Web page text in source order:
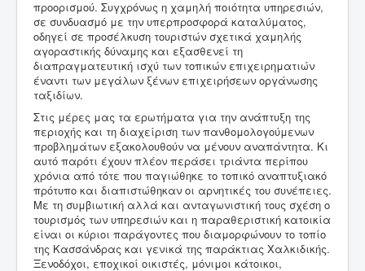
προορισμού. Συγχρόνως η χαμηλή ποιότητα υπηρεσιών,
σε συνδυασμό με την υπερπροσφορά καταλύματος,
οδηγεί σε προσέλκυση τουριστών σχετικά χαμηλής
αγοραστικής δύναμης και εξασθενεί τη
διαπραγματευτική ισχύ των τοπικών επιχειρηματιών
έναντι των μεγάλων ξένων επιχειρήσεων οργάνωσης
ταξιδίων.
Στις μέρες μας τα ερωτήματα για την ανάπτυξη της
περιοχής και τη διαχείριση των πανθομολογούμενων
προβλημάτων εξακολουθούν να μένουν αναπάντητα. Κι
αυτό παρότι έχουν πλέον περάσει τριάντα περίπου
χρόνια από τότε που παγιώθηκε το τοπικό αναπτυξιακό
πρότυπο και διαπιστώθηκαν οι αρνητικές του συνέπειες.
Με τη συμβιωτική αλλά και ανταγωνιστική τους σχέση ο
τουρισμός των υπηρεσιών και η παραθεριστική κατοικία
είναι οι κύριοι παράγοντες που διαμορφώνουν το τοπίο
της Κασσάνδρας και γενικά της παράκτιας Χαλκιδικής.
Ξενοδόχοι, εποχικοί οικιστές, μόνιμοι κάτοικοι,